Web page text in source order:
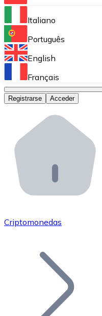
Bitnovo Ramp
Integra nuestra
Bitnovo Giftcards
Bitnovo OTC
Bitnovo ATM
Integra un ATM
Bitnovo API
Integra nuestra API
Únete a nuestra red
Añade tu proyecto
Italiano
Português
English
Français
Registrarse Acceder
Criptomonedas